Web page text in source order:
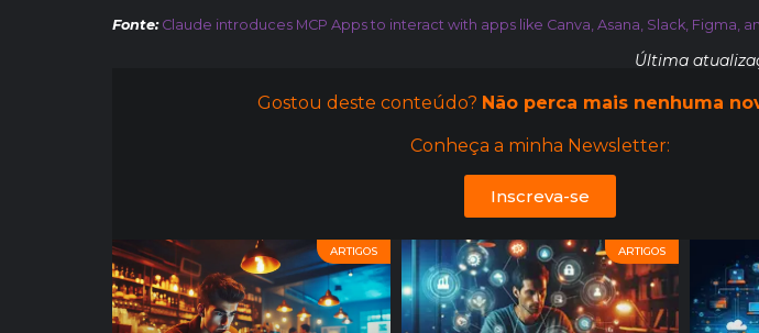
Fonte: Claude introduces MCP Apps to interact with apps like Canva, Asana, Slack, Figma,
Última
Gostou deste conteúdo? Não perca mais nenhuma
Conheça a minha Newsletter:
Inscreva-se
ARTIGOS ARTIGOS